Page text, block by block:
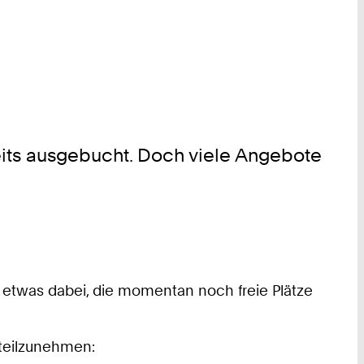
ausgebucht. Doch viele Angebote
dabei, die momentan noch freie Plätze